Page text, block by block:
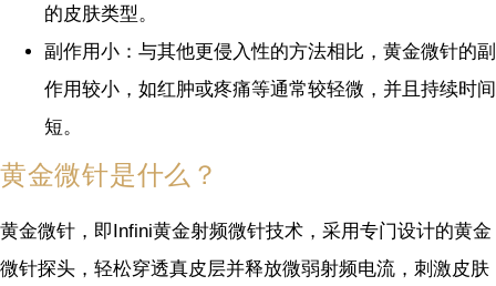
的皮肤类型。
副作用小：与其他更侵入性的方法相比，黄金微针的副
作用较小，如红肿或疼痛等通常较轻微，并且持续时间
短。
黄金微针是什么？
黄金微针，即Infini黄金射频微针技术，采用专门设计的黄金
微针探头，轻松穿透真皮层并释放微弱射频电流，刺激皮肤